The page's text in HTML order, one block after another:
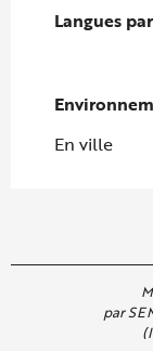
Langues
Langues
En ville
par